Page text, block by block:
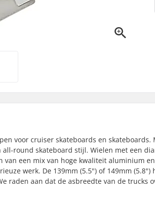
voor cruiser skateboards en skateboards.
round skateboard stijl. Wielen met een
een mix van hoge kwaliteit aluminium
werk. De 139mm (5.5") of 149mm (5.8")
raden aan dat de asbreedte van de trucks